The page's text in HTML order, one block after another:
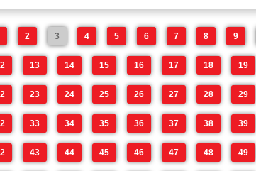
2 3 4 5 6 7 8 9
13 14 15 16 17 18 19
23 24 25 26 27 28 29
33 34 35 36 37 38 39
43 44 45 46 47 48 49